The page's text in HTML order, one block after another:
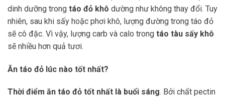
dinh dưỡng trong táo đỏ khô dường như không thay đổi. Tuy
nhiên, sau khi sấy hoặc phơi khô, lượng đường trong táo đỏ
sẽ cô đặc. Vì vậy, lượng carb và calo trong táo tàu sấy khô
sẽ nhiều hơn quả tươi.
Ăn táo đỏ lúc nào tốt nhất?
Thời điểm ăn táo đỏ tốt nhất là buổi sáng. Bởi chất pectin